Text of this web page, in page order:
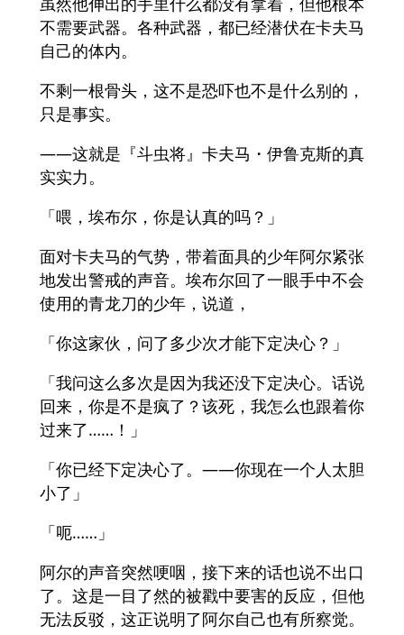
不需要武器。各种武器，都已经潜伏在卡夫马
自己的体内。
不剩一根骨头，这不是恐吓也不是什么别的，
只是事实。
——这就是『斗虫将』卡夫马・伊鲁克斯的真
实实力。
「喂，埃布尔，你是认真的吗？」
面对卡夫马的气势，带着面具的少年阿尔紧张
地发出警戒的声音。埃布尔回了一眼手中不会
使用的青龙刀的少年，说道，
「你这家伙，问了多少次才能下定决心？」
「我问这么多次是因为我还没下定决心。话说
回来，你是不是疯了？该死，我怎么也跟着你
过来了……！」
「你已经下定决心了。——你现在一个人太胆
小了」
「呃……」
阿尔的声音突然哽咽，接下来的话也说不出口
了。这是一目了然的被戳中要害的反应，但他
无法反驳，这正说明了阿尔自己也有所察觉。